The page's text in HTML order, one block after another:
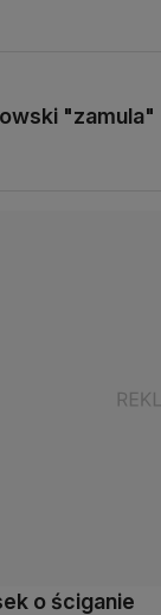
"zamula"